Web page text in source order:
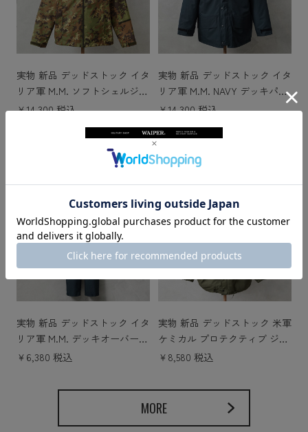
実物 新品 デッドストック イタ
リア軍 M.M. ソフトシェルジャ
ケット ベジタトカモ
￥14,300 税込
実物 新品 デッドストック イタ
リア軍 M.M. NAVY デッキパー
カー ライナー付き SYNTHETI
￥14,300 税込
実物 新品 デッドストック イタ
リア軍 M.M. デッキオーバーパ
ンツ サスペンダー付き SYNTH
￥6,380 税込
実物 新品 デッドストック 米軍
ケミカル プロテクティブ ジャ
ケット
￥8,580 税込
MORE